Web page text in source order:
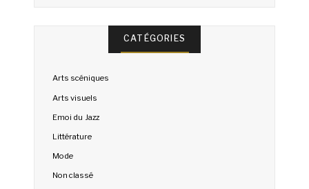
CATÉGORIES
Arts scéniques
Arts visuels
Emoi du Jazz
Littérature
Mode
Non classé